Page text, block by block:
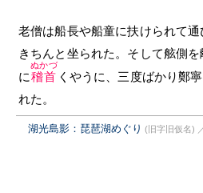
老僧は船長や船童に扶けられて通
きちんと坐られた。そして舷側
に稽首
ぬかづ
くやうに、三度ばかり鄭
れた。
湖光島影：琵琶湖めぐり (旧字旧仮名)